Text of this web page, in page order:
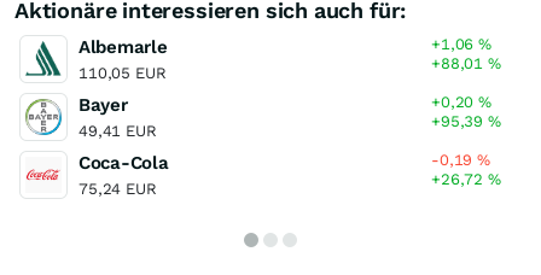
Aktionäre interessieren sich auch für:
Albemarle
110,05 EUR
+1,06%
+88,01%
Bayer
49,41 EUR
+0,20%
+95,39%
Coca-Cola
75,24 EUR
-0,19%
+26,72%